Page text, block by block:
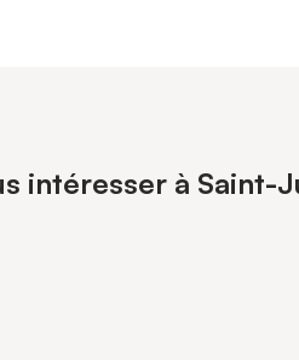
intéresser à Saint-